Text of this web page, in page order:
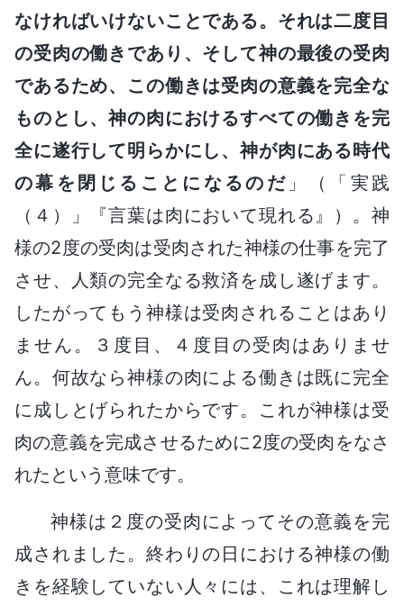
なければいけないことである。それは二度目
の受肉の働きであり、そして神の最後の受肉
であるため、この働きは受肉の意義を完全な
ものとし、神の肉におけるすべての働きを完
全に遂行して明らかにし、神が肉にある時代
の幕を閉じることになるのだ 」（「実践
（４）」『言葉は肉において現れる』）。神
様の2度の受肉は受肉された神様の仕事を完了
させ、人類の完全なる救済を成し遂げます。
したがってもう神様は受肉されることはあり
ません。３度目、４度目の受肉はありませ
ん。何故なら神様の肉による働きは既に完全
に成しとげられたからです。これが神様は受
肉の意義を完成させるために2度の受肉をなさ
れたという意味です。
神様は２度の受肉によってその意義を完
成されました。終わりの日における神様の働
きを経験していない人々には、これは理解し